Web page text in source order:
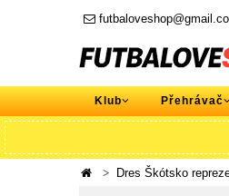
Klub Přehrávač
Dres Škótsko